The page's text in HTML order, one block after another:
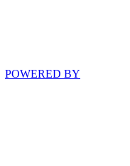
POWERED BY